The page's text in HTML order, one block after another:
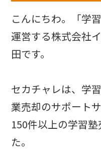
こんにちわ。「学
運営する株式会社
田です。
セカチャレは、学
業売却のサポート
150件以上の学習
た。